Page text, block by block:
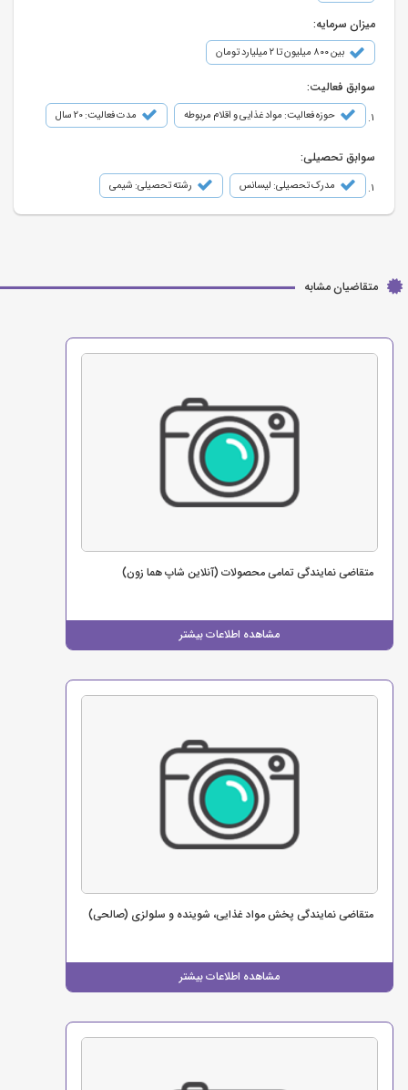
میزان سرمایه:
بین ۸۰۰ میلیون تا ۲ میلیارد تومان
سوابق فعالیت:
حوزه فعالیت: مواد غذایی و اقلام مربوطه مدت فعالیت: 20 سال
سوابق تحصیلی:
مدرک تحصیلی: لیسانس رشته تحصیلی: شیمی
متقاضیان مشابه
مشاهده اطلاعات بیشتر
متقاضی نمایندگی تمامی محصولات (آنلاین شاپ هما زون)
مشاهده اطلاعات بیشتر
متقاضی نمایندگی پخش مواد غذایی، شوینده و سلولزی (صالحی)